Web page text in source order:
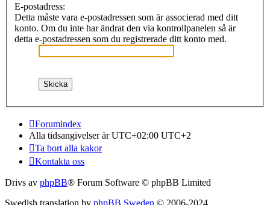
E-postadress:
Detta måste vara e-postadressen som är associerad med ditt
konto. Om du inte har ändrat den via kontrollpanelen så är
detta e-postadressen som du registrerade ditt konto med.
Forumindex
Alla tidsangivelser är UTC+02:00 UTC+2
Ta bort alla kakor
Kontakta oss
Drivs av phpBB® Forum Software © phpBB Limited
Swedish translation by phpBB Sweden © 2006-2024